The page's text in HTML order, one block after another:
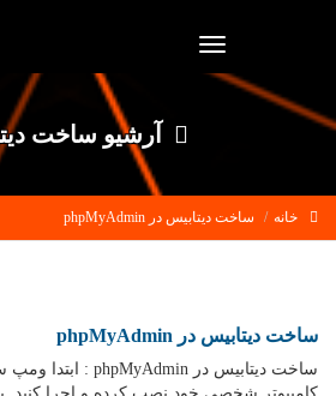
Toggle
navigation
آرشیو ساخت
خانه ساخت دیتابیس در phpMyAdmin
ساخت دیتابیس در phpMyAdmin